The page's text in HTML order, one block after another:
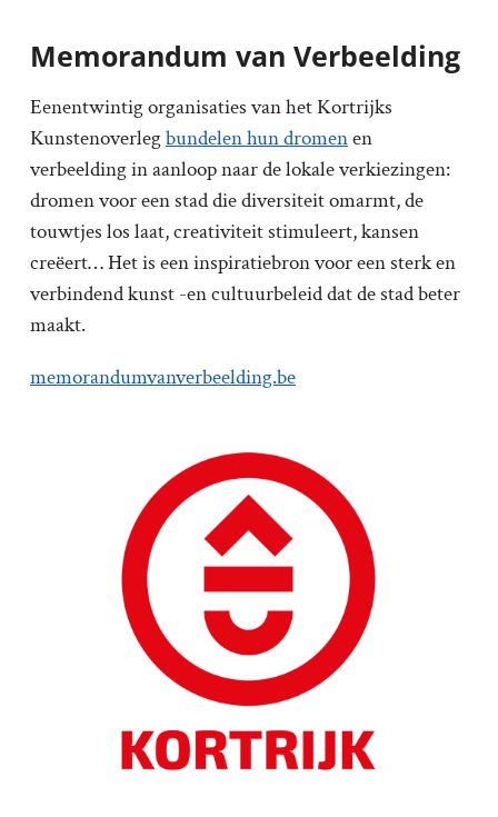
Memorandum van Verbeelding
Eenentwintig organisaties van het Kortrijks
Kunstenoverlegbundelen hun dromenen
verbeelding in aanloop naar de lokale verkiezingen:
dromen voor een stad die diversiteit omarmt, de
touwtjes los laat, creativiteit stimuleert, kansen
creëert… Het is een inspiratiebron voor een sterk en
verbindend kunst -en cultuurbeleid dat de stad beter
maakt.
memorandumvanverbeelding.be